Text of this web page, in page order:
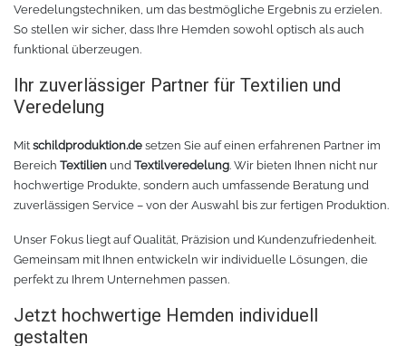
Veredelungstechniken, um das bestmögliche Ergebnis zu erzielen.
So stellen wir sicher, dass Ihre Hemden sowohl optisch als auch
funktional überzeugen.
Ihr zuverlässiger Partner für Textilien und
Veredelung
Mit schildproduktion.de setzen Sie auf einen erfahrenen Partner im
Bereich Textilien und Textilveredelung. Wir bieten Ihnen nicht nur
hochwertige Produkte, sondern auch umfassende Beratung und
zuverlässigen Service – von der Auswahl bis zur fertigen Produktion.
Unser Fokus liegt auf Qualität, Präzision und Kundenzufriedenheit.
Gemeinsam mit Ihnen entwickeln wir individuelle Lösungen, die
perfekt zu Ihrem Unternehmen passen.
Jetzt hochwertige Hemden individuell
gestalten